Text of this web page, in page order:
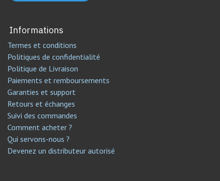
Informations
Termes et conditions
Politiques de confidentialité
Politique de Livraison
Paiements et remboursements
Garanties et support
Retours et échanges
Suivi des commandes
Comment acheter ?
Qui servons-nous ?
Devenez un distributeur autorisé